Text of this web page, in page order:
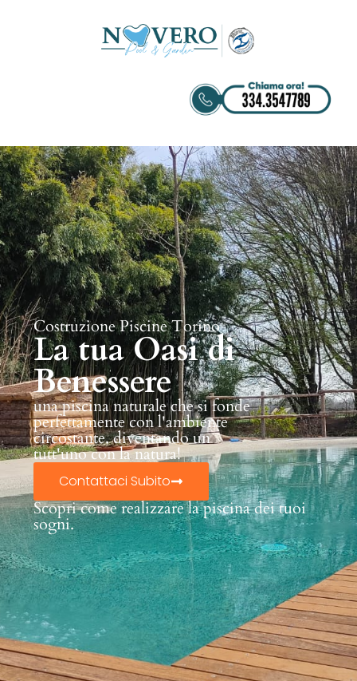
Costruzione Piscine Torino
La tua Oasi di
Benessere
una piscina naturale che si fonde
perfettamente con l'ambiente
circostante, diventando un
tutt'uno con la natura!
Contattaci Subito
Scopri come realizzare la piscina dei tuoi
sogni.